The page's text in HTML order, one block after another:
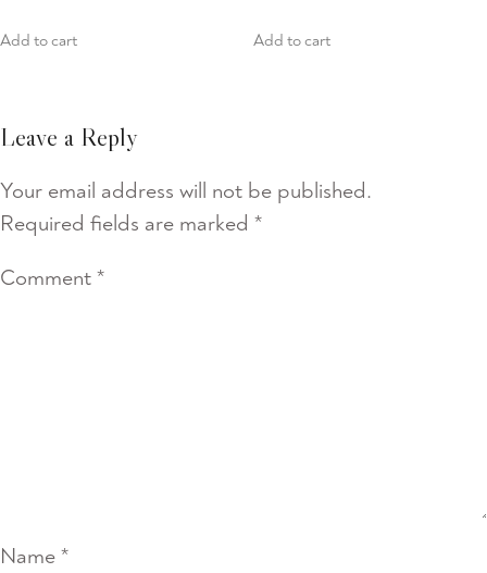
Add to cart Add to cart
Leave a Reply
Your email address will not be published.
Required fields are marked *
Comment *
Name *